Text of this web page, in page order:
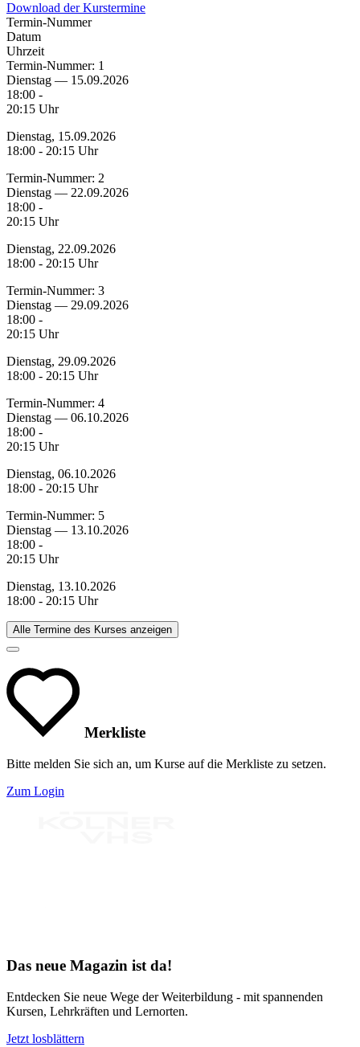
Download der Kurstermine
Termin-Nummer
Datum
Uhrzeit
Termin-Nummer: 1
Dienstag — 15.09.2026
18:00 -
20:15 Uhr
Dienstag, 15.09.2026
18:00 - 20:15 Uhr
Termin-Nummer: 2
Dienstag — 22.09.2026
18:00 -
20:15 Uhr
Dienstag, 22.09.2026
18:00 - 20:15 Uhr
Termin-Nummer: 3
Dienstag — 29.09.2026
18:00 -
20:15 Uhr
Dienstag, 29.09.2026
18:00 - 20:15 Uhr
Termin-Nummer: 4
Dienstag — 06.10.2026
18:00 -
20:15 Uhr
Dienstag, 06.10.2026
18:00 - 20:15 Uhr
Termin-Nummer: 5
Dienstag — 13.10.2026
18:00 -
20:15 Uhr
Dienstag, 13.10.2026
18:00 - 20:15 Uhr
Alle Termine des Kurses anzeigen
Merkliste
Bitte melden Sie sich an, um Kurse auf die Merkliste zu setzen.
Zum Login
Das neue Magazin ist da!
Entdecken Sie neue Wege der Weiterbildung - mit spannenden
Kursen, Lehrkräften und Lernorten.
Jetzt losblättern